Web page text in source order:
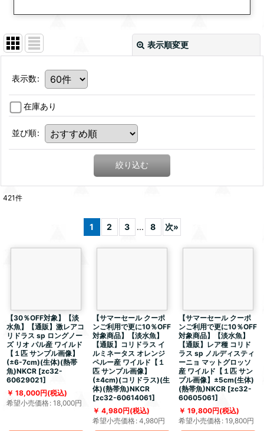
表示順変更
表示数:
在庫あり
並び順:
絞り込む
421件
1 2 3 ... 8 次»
【30％OFF対象】【淡
水魚】【通販】激レアコ
リドラス sp ロングノー
ズ リオ パル産 ワイルド
【１匹 サンプル画像】
(±6-7cm)(生体)(熱帯
魚)NKCR [zc32-
60629021]
18,000円(税込)
希望小売価格: 18,000円
【サマーセール クーポ
ンご利用で更に10％OFF
対象商品】【淡水魚】
【通販】コリドラス イ
ルミネータス オレンジ
ペルー産 ワイルド【１
匹 サンプル画像】
(±4cm)(コリドラス)(生
体)(熱帯魚)NKCR
[zc32-60614061]
4,980円(税込)
希望小売価格: 4,980円
【サマーセール クーポ
ンご利用で更に10％OFF
対象商品】【淡水魚】
【通販】レア種 コリド
ラス sp ノルディスティ
ーニョ マットグロッソ
産 ワイルド【１匹 サン
プル画像】±5cm(生体)
(熱帯魚)NKCR [zc32-
60605061]
19,800円(税込)
希望小売価格: 19,800円